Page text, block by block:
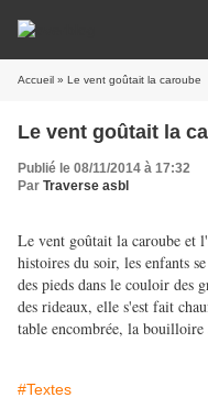
Accueil » Le vent goûtait la caroube
Le vent goûtait la
Publié le 08/11/2014 à 17:32
Par Traverse asbl
Le vent goûtait la caroube et
histoires du soir, les enfants
des pieds dans le couloir des
des rideaux, elle s'est fait
table encombrée, la
#Textes